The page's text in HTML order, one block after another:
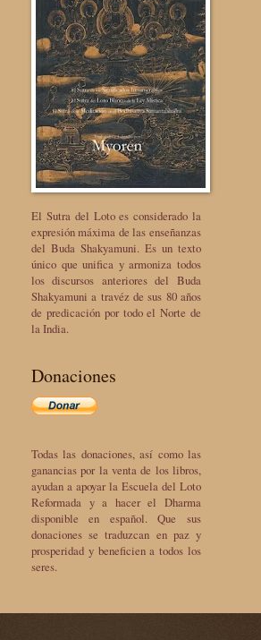
El Sutra del Loto es considerado la
expresión máxima de las enseñanzas
del Buda Shakyamuni. Es un texto
único que unifica y armoniza todos
los discursos anteriores del Buda
Shakyamuni a travéz de sus 80 años
de predicación por todo el Norte de
la India.
Donaciones
Todas las donaciones, así como las
ganancias por la venta de los libros,
ayudan a apoyar la Escuela del Loto
Reformada y a hacer el Dharma
disponible en español. Que sus
donaciones se traduzcan en paz y
prosperidad y beneficien a todos los
seres.